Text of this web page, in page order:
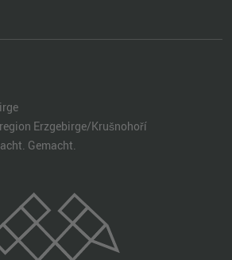
Erzgebirge/Krušnohoří
Gemacht.